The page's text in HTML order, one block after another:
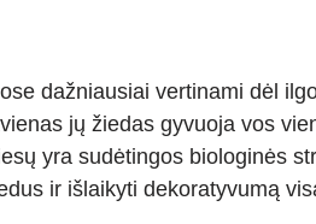
dažniausiai vertinami dėl
jų žiedas gyvuoja vos
yra sudėtingos biologinės
ir išlaikyti dekoratyvumą